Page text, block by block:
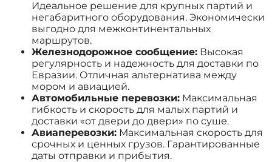
Идеальное решение для крупных партий и
негабаритного оборудования. Экономически
выгодно для межконтинентальных
маршрутов.
Железнодорожное сообщение: Высокая
регулярность и надежность для доставки по
Евразии. Отличная альтернатива между
мором и авиацией.
Автомобильные перевозки: Максимальная
гибкость и скорость для малых партий и
доставки «от двери до двери» по суше.
Авиаперевозки: Максимальная скорость для
срочных и ценных грузов. Гарантированные
даты отправки и прибытия.